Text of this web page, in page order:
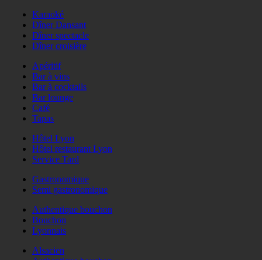
Karaoké
Dîner Dansant
Dîner spectacle
Dîner croisière
Apéritif
Bar à vins
Bar à cocktails
Bar lounge
Café
Tapas
Hôtel Lyon
Hôtel restaurant Lyon
Service Tard
Gastronomique
Semi gastronomique
Authentique bouchon
Bouchon
Lyonnais
Alsacien